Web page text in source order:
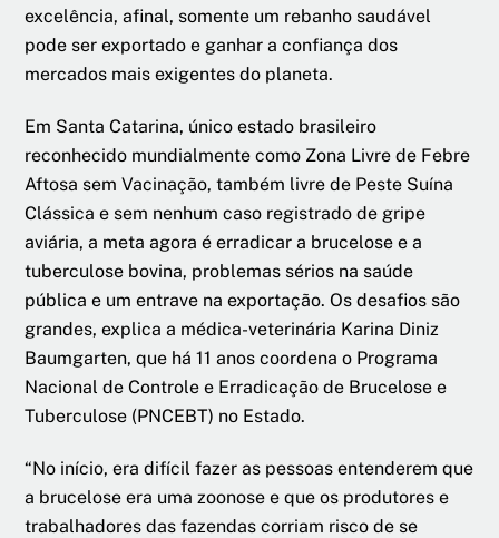
excelência, afinal, somente um rebanho saudável
pode ser exportado e ganhar a confiança dos
mercados mais exigentes do planeta.
Em Santa Catarina, único estado brasileiro
reconhecido mundialmente como Zona Livre de Febre
Aftosa sem Vacinação, também livre de Peste Suína
Clássica e sem nenhum caso registrado de gripe
aviária, a meta agora é erradicar a brucelose e a
tuberculose bovina, problemas sérios na saúde
pública e um entrave na exportação. Os desafios são
grandes, explica a médica-veterinária Karina Diniz
Baumgarten, que há 11 anos coordena o Programa
Nacional de Controle e Erradicação de Brucelose e
Tuberculose (PNCEBT) no Estado.
“No início, era difícil fazer as pessoas entenderem que
a brucelose era uma zoonose e que os produtores e
trabalhadores das fazendas corriam risco de se